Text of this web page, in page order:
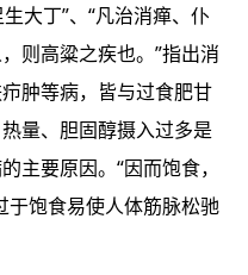
大丁”、“凡治消瘅、仆
则高粱之疾也。”指出消
肿等病，皆与过食肥甘
量、胆固醇摄入过多是
主要原因。“因而饱食，
于饱食易使人体筋脉松驰